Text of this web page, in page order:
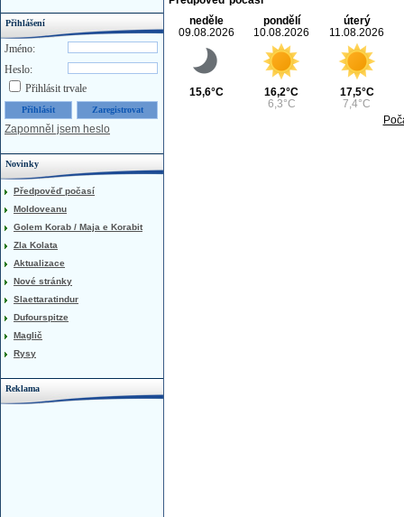
neděle
09.08.2026
15,6°C
pondělí
10.08.2026
16,2°C
6,3°C
úterý
11.08.2026
17,5°C
7,4°C
Přihlášení
Jméno:
Heslo:
Přihlásit trvale
Zapomněl jsem heslo
Novinky
Předpověď počasí
Moldoveanu
Golem Korab / Maja e Korabit
Zla Kolata
Aktualizace
Nové stránky
Slaettaratindur
Dufourspitze
Maglič
Rysy
Reklama